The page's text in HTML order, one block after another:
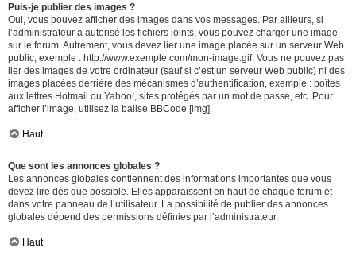
Puis-je publier des images ?
Oui, vous pouvez afficher des images dans vos messages. Par ailleurs, si
l’administrateur a autorisé les fichiers joints, vous pouvez charger une image
sur le forum. Autrement, vous devez lier une image placée sur un serveur Web
public, exemple : http://www.exemple.com/mon-image.gif. Vous ne pouvez pas
lier des images de votre ordinateur (sauf si c’est un serveur Web public) ni des
images placées derrière des mécanismes d’authentification, exemple : boîtes
aux lettres Hotmail ou Yahoo!, sites protégés par un mot de passe, etc. Pour
afficher l’image, utilisez la balise BBCode [img].
Haut
Que sont les annonces globales ?
Les annonces globales contiennent des informations importantes que vous
devez lire dès que possible. Elles apparaissent en haut de chaque forum et
dans votre panneau de l’utilisateur. La possibilité de publier des annonces
globales dépend des permissions définies par l’administrateur.
Haut